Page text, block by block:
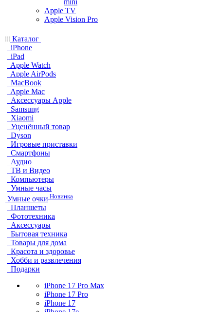
mini
Apple TV
Apple Vision Pro
Каталог
iPhone
iPad
Apple Watch
Apple AirPods
MacBook
Apple Mac
Аксессуары Apple
Samsung
Xiaomi
Уценённый товар
Dyson
Игровые приставки
Смартфоны
Аудио
ТВ и Видео
Компьютеры
Умные часы
Умные очки Новинка
Планшеты
Фототехника
Аксессуары
Бытовая техника
Товары для дома
Красота и здоровье
Хобби и развлечения
Подарки
iPhone 17 Pro Max
iPhone 17 Pro
iPhone 17